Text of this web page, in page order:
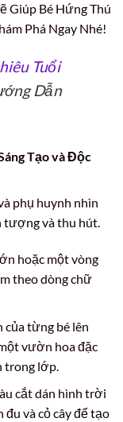
Giúp Bé Hứng Thú
Phá Ngay Nhé!
Tuổi
Dẫn
Tạo và Độc
phụ huynh nhìn
tượng và thu hút.
hoặc một vòng
theo dòng chữ
của từng bé lên
vườn hoa đặc
trong lớp.
cắt dán hình trời
đu và cỏ cây để tạo